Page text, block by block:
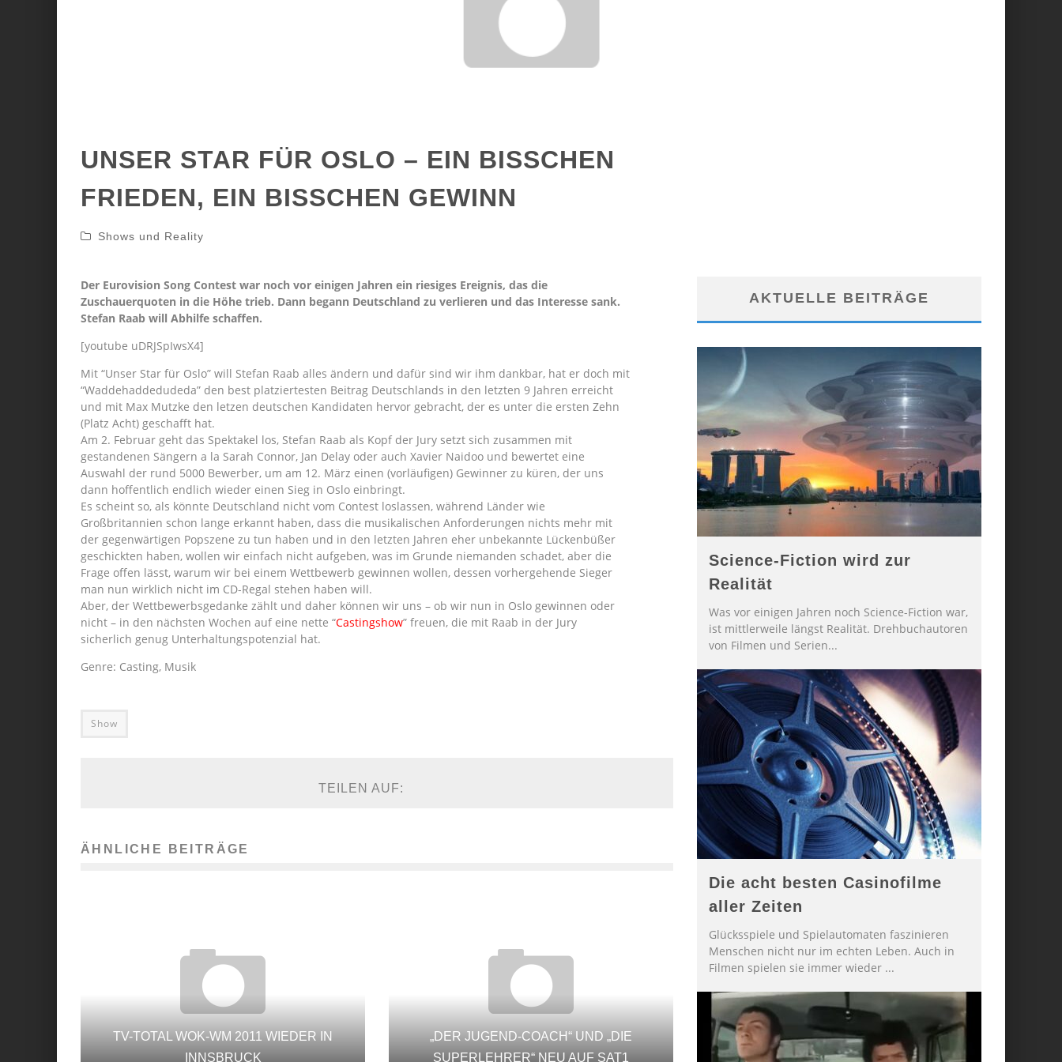
UNSER STAR FÜR OSLO – EIN BISSCHEN
FRIEDEN, EIN BISSCHEN GEWINN
Shows und Reality
Der Eurovision Song Contest war noch vor einigen Jahren ein riesiges Ereignis, das die
Zuschauerquoten in die Höhe trieb. Dann begann Deutschland zu verlieren und das Interesse sank.
Stefan Raab will Abhilfe schaffen.
[youtube uDRJSpIwsX4]
Mit “Unser Star für Oslo” will Stefan Raab alles ändern und dafür sind wir ihm dankbar, hat er doch mit
“Waddehaddedudeda” den best platziertesten Beitrag Deutschlands in den letzten 9 Jahren erreicht
und mit Max Mutzke den letzen deutschen Kandidaten hervor gebracht, der es unter die ersten Zehn
(Platz Acht) geschafft hat.
Am 2. Februar geht das Spektakel los, Stefan Raab als Kopf der Jury setzt sich zusammen mit
gestandenen Sängern a la Sarah Connor, Jan Delay oder auch Xavier Naidoo und bewertet eine
Auswahl der rund 5000 Bewerber, um am 12. März einen (vorläufigen) Gewinner zu küren, der uns
dann hoffentlich endlich wieder einen Sieg in Oslo einbringt.
Es scheint so, als könnte Deutschland nicht vom Contest loslassen, während Länder wie
Großbritannien schon lange erkannt haben, dass die musikalischen Anforderungen nichts mehr mit
der gegenwärtigen Popszene zu tun haben und in den letzten Jahren eher unbekannte Lückenbüßer
geschickten haben, wollen wir einfach nicht aufgeben, was im Grunde niemanden schadet, aber die
Frage offen lässt, warum wir bei einem Wettbewerb gewinnen wollen, dessen vorhergehende Sieger
man nun wirklich nicht im CD-Regal stehen haben will.
Aber, der Wettbewerbsgedanke zählt und daher können wir uns – ob wir nun in Oslo gewinnen oder
nicht – in den nächsten Wochen auf eine nette “Castingshow” freuen, die mit Raab in der Jury
sicherlich genug Unterhaltungspotenzial hat.
Genre: Casting, Musik
Show
TEILEN AUF:
ÄHNLICHE BEITRÄGE
TV-TOTAL WOK-WM 2011 WIEDER IN
INNSBRUCK
„DER JUGEND-COACH“ UND „DIE
SUPERLEHRER“ NEU AUF SAT1
AKTUELLE BEITRÄGE
Science-Fiction wird zur
Realität
Was vor einigen Jahren noch Science-Fiction war,
ist mittlerweile längst Realität. Drehbuchautoren
von Filmen und Serien...
Die acht besten Casinofilme
aller Zeiten
Glücksspiele und Spielautomaten faszinieren
Menschen nicht nur im echten Leben. Auch in
Filmen spielen sie immer wieder ...